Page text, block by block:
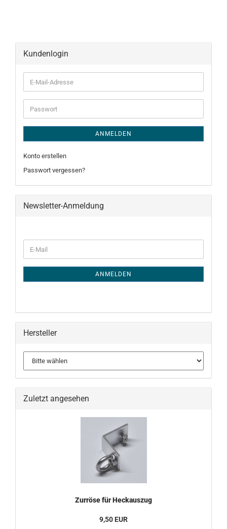
Kundenlogin
E-
Mail-
Adresse
Passwort
ANMELDEN
Konto erstellen
Passwort vergessen?
Newsletter-Anmeldung
ZUR
E-
Mail
ANMELDEN
Hersteller
Zuletzt angesehen
Zurröse für Heckauszug
9,50 EUR